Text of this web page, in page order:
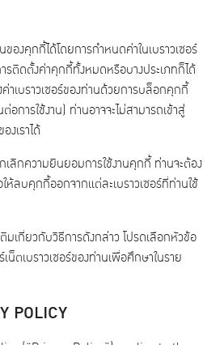
องคุกกี้ได้โดยการกำหนดค่าในเบราวเซอร์
รติดตั้งค่าคุกกี้ทั้งหมดหรือบางประเภทก็ได้
าเบราวเซอร์ของท่านด้วยการบล็อกคุกกี้
การใช้งาน) ท่านอาจจะไม่สามารถเข้าสู่
งเราได้
เลิกความยินยอมการใช้งานคุกกี้ ท่านจะต้อง
ให้ลบคุกกี้ออกจากแต่ละเบราวเซอร์ที่ท่านใช้
มเกี่ยวกับวิธีการดังกล่าว โปรดเลือกหัวข้อ
น็ตเบราวเซอร์ของท่านเพื่อศึกษาในราย
POLICY